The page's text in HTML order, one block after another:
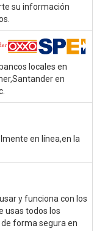
su información
locales en
en
en línea,en la
y funciona con los
usas todos los
forma segura en